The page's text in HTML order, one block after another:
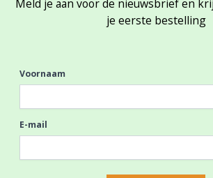
Meld je aan voor de nieuwsbrief en
je eerste bestelling
Voornaam
E-mail